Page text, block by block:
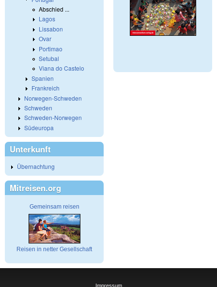
Abschied ...
Lagos
Lissabon
Ovar
Portimao
Setubal
Viana do Castelo
Spanien
Frankreich
Norwegen-Schweden
Schweden
Schweden-Norwegen
Südeuropa
Unterkunft
Übernachtung
Mitreisen.org
Gemeinsam reisen
Reisen in netter Gesellschaft
Impressum